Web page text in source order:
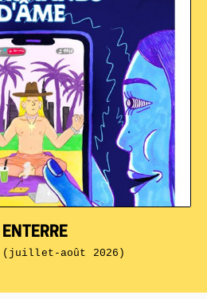
(juillet-août 2026)